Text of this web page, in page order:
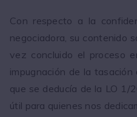
Con respecto a la
negociadora, su contenido
vez concluido el proceso
impugnación de la
que se deducía de la LO 1/
útil para quienes nos